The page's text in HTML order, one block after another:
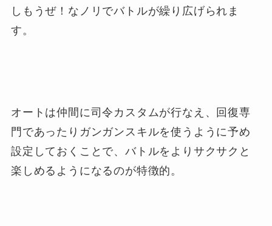
しもうぜ！なノリでバトルが繰り広げられま
す。
オートは仲間に司令カスタムが行なえ、回復専
門であったりガンガンスキルを使うように予め
設定しておくことで、バトルをよりサクサクと
楽しめるようになるのが特徴的。